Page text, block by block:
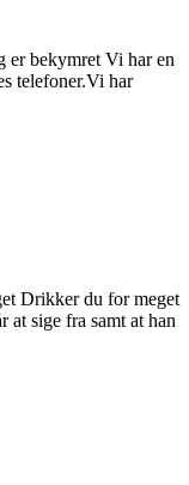
er bekymret Vi har en
telefoner.Vi har
Drikker du for meget
sige fra samt at han